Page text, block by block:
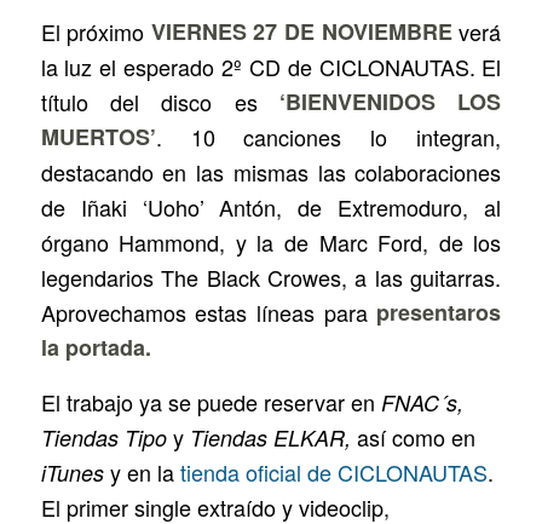
El próximo VIERNES 27 DE NOVIEMBREverá
la luz el esperado 2º CD de CICLONAUTAS. El
título del disco es ‘BIENVENIDOS LOS
MUERTOS’. 10 canciones lo integran,
destacando en las mismas las colaboraciones
de Iñaki ‘Uoho’ Antón, de Extremoduro, al
órgano Hammond, y la de Marc Ford, de los
legendarios The Black Crowes, a las guitarras.
Aprovechamos estas líneas para presentaros
la portada.
El trabajo ya se puede reservar en FNAC´s,
Tiendas Tipoy Tiendas ELKAR, así como en
iTunesy en latienda oficial de CICLONAUTAS.
El primer single extraído y videoclip,